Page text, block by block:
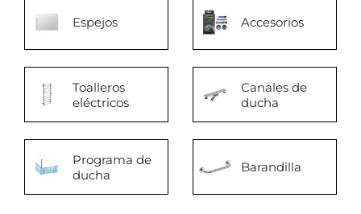
Espejos Accesorios
Toalleros
eléctricos
Canales de
ducha
Programa de
ducha
Barandilla